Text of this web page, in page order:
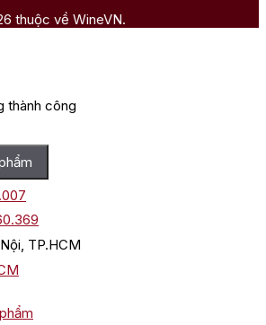
thuộc về WineVN.
thành công
TP.HCM